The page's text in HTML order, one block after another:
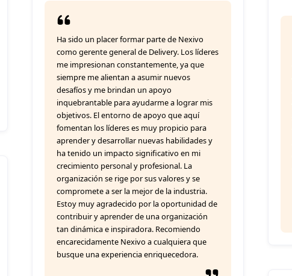
Ha sido un placer formar parte de Nexivo
como gerente general de Delivery. Los líderes
me impresionan constantemente, ya que
siempre me alientan a asumir nuevos
desafíos y me brindan un apoyo
inquebrantable para ayudarme a lograr mis
objetivos. El entorno de apoyo que aquí
fomentan los líderes es muy propicio para
aprender y desarrollar nuevas habilidades y
ha tenido un impacto significativo en mi
crecimiento personal y profesional. La
organización se rige por sus valores y se
compromete a ser la mejor de la industria.
Estoy muy agradecido por la oportunidad de
contribuir y aprender de una organización
tan dinámica e inspiradora. Recomiendo
encarecidamente Nexivo a cualquiera que
busque una experiencia enriquecedora.